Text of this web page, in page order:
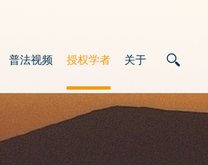
普法视频 授权学者 关于